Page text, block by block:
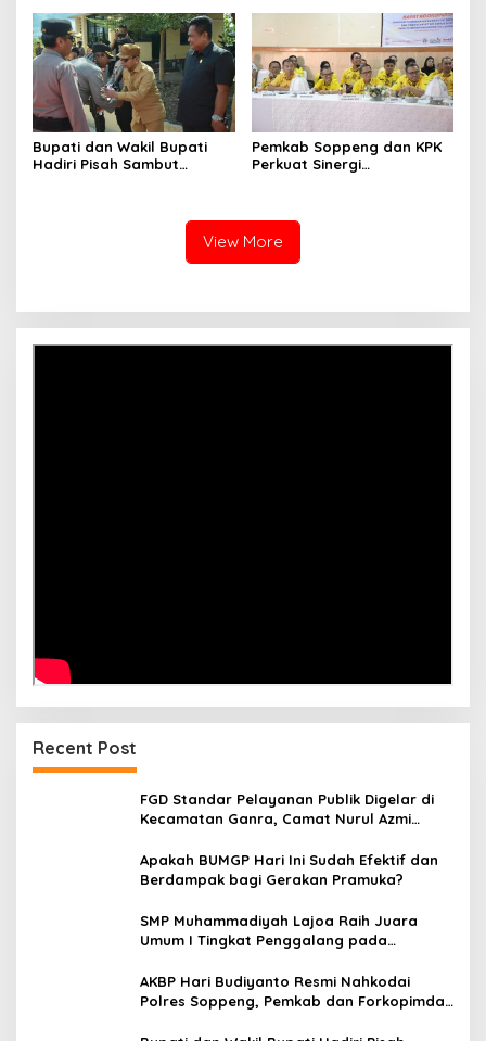
ke-65 Kwarcab Soppeng
Bupati dan Wakil Bupati
Hadiri Pisah Sambut
Pemkab Soppeng dan KPK
Perkuat Sinergi
Penguatan Integritas
View More
Recent Post
FGD Standar Pelayanan Publik Digelar di
Kecamatan Ganra, Camat Nurul Azmi
Transparan, Akuntabel, dan Cepat
Apakah BUMGP Hari Ini Sudah Efektif dan
Berdampak bagi Gerakan Pramuka?
SMP Muhammadiyah Lajoa Raih Juara
Umum I Tingkat Penggalang pada
Soppeng
AKBP Hari Budiyanto Resmi Nahkodai
Polres Soppeng, Pemkab dan Forkopimda